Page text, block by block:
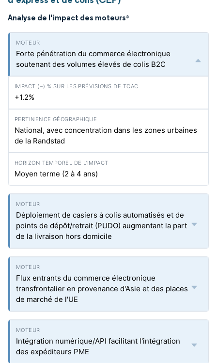
Analyse de l'impact des moteurs*
Forte pénétration du commerce électronique
soutenant des volumes élevés de colis B2C
+1.2%
National, avec concentration dans les zones urbaines
de la Randstad
Moyen terme (2 à 4 ans)
Déploiement de casiers à colis automatisés et de
points de dépôt/retrait (PUDO) augmentant la part
de la livraison hors domicile
Flux entrants du commerce électronique
transfrontalier en provenance d'Asie et des places
de marché de l'UE
Intégration numérique/API facilitant l'intégration
des expéditeurs PME